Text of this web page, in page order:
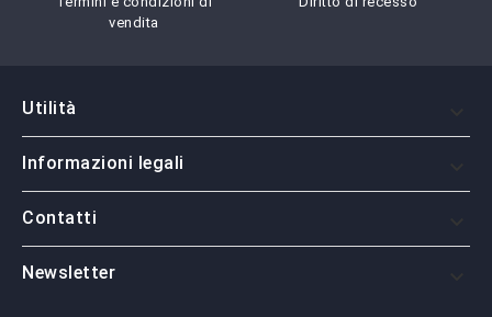
vendita
Utilità
Informazioni legali
Contatti
Newsletter